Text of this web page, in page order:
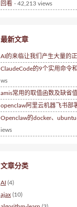
回看 - 42,213 views
最新文章
AI的来临让我们产生大量的
ClaudeCode的9个实用命令
ws
amis常用的取值函数及缺省
openclaw阿里云机器飞书部
Openclaw的docker、
iews
文章分类
AI (4)
ajax (10)